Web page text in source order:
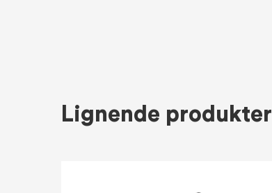
Lignende produkter